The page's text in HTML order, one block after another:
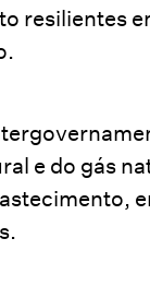
resilientes
e do gás